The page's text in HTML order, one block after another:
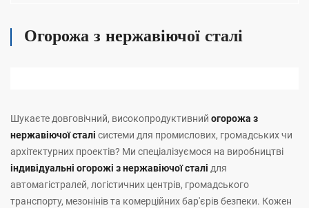
Огорожа з нержавіючої сталі
Шукаєте довговічний, високопродуктивний огорожа з
нержавіючої сталі системи для промислових, громадських чи
архітектурних проектів? Ми спеціалізуємося на виробництві
індивідуальні огорожі з нержавіючої сталі для
автомагістралей, логістичних центрів, громадського
транспорту, мезонінів та комерційних бар'єрів безпеки. Кожен